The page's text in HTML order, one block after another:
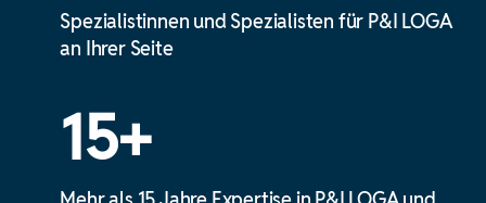
Spezialistinnen und Spezialisten für P&I LOGA
an Ihrer Seite
15+